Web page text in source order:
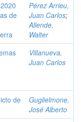
de
Pérez Arrieu,
Juan Carlos;
Allende,
Walter
Villanueva,
Juan Carlos
de
Guglielmone,
José Alberto